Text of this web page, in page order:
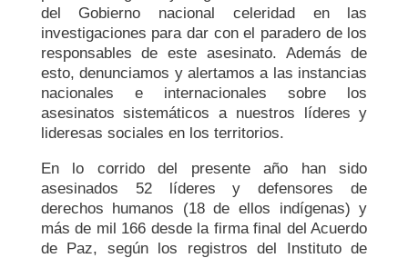
del Gobierno nacional celeridad en las
investigaciones para dar con el paradero de los
responsables de este asesinato. Además de
esto, denunciamos y alertamos a las instancias
nacionales e internacionales sobre los
asesinatos sistemáticos a nuestros líderes y
lideresas sociales en los territorios.
En lo corrido del presente año han sido
asesinados 52 líderes y defensores de
derechos humanos (18 de ellos indígenas) y
más de mil 166 desde la firma final del Acuerdo
de Paz, según los registros del Instituto de